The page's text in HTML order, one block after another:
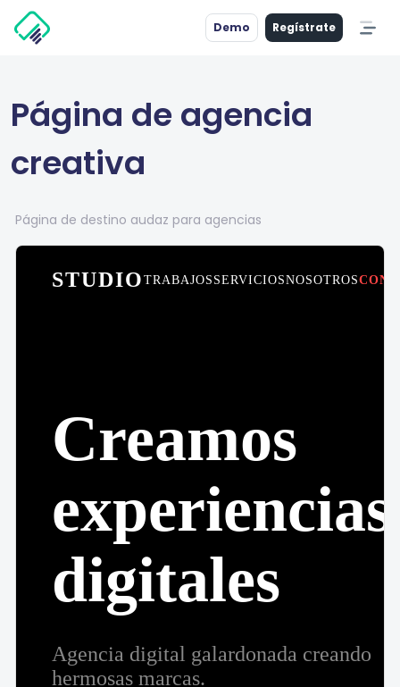
Demo Regístrate
Página de agencia
creativa
Página de destino audaz para agencias